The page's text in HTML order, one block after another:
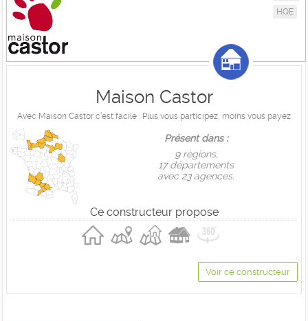
HQE
Maison Castor
Avec Maison Castor c’est facile : Plus vous participez, moins vous payez
Présent dans :
9 règions,
17 départements
avec 23 agences.
Ce constructeur propose
Voir ce constructeur